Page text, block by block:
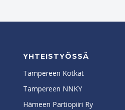
YHTEISTYÖSSÄ
Tampereen Kotkat
Tampereen NNKY
Hämeen Partiopiiri Ry